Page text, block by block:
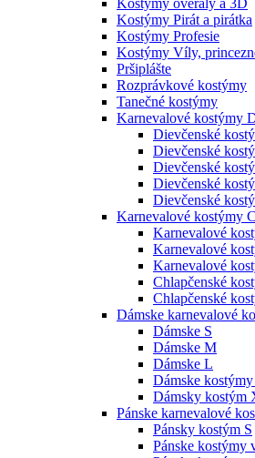
Kostýmy Pirát a pirátka
Kostýmy Profesie
Kostýmy Víly,
Pršiplášte
Rozprávkové kostýmy
Tanečné kostýmy
Karnevalové kostýmy
Dievčenské
Dievčenské
Dievčenské
Dievčenské
Dievčenské
Karnevalové kostýmy
Karnevalové
Karnevalové
Karnevalové
Chlapčenské
Chlapčenské
Dámske karnevalové
Dámske S
Dámske M
Dámske L
Dámske
Dámsky kostým
Pánske karnevalové
Pánsky kostým S
Pánske